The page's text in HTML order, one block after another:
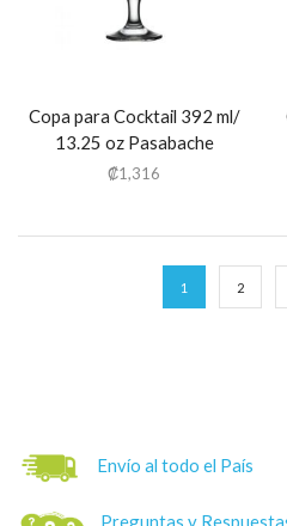
Copa para Cocktail 392 ml/
13.25 oz Pasabache
₡1,316
1 2
Envío al todo el País
Preguntas y